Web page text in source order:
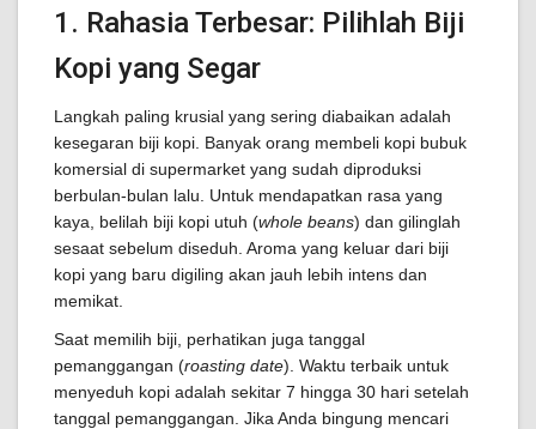
1. Rahasia Terbesar: Pilihlah Biji
Kopi yang Segar
Langkah paling krusial yang sering diabaikan adalah
kesegaran biji kopi. Banyak orang membeli kopi bubuk
komersial di supermarket yang sudah diproduksi
berbulan-bulan lalu. Untuk mendapatkan rasa yang
kaya, belilah biji kopi utuh (whole beans) dan gilinglah
sesaat sebelum diseduh. Aroma yang keluar dari biji
kopi yang baru digiling akan jauh lebih intens dan
memikat.
Saat memilih biji, perhatikan juga tanggal
pemanggangan (roasting date). Waktu terbaik untuk
menyeduh kopi adalah sekitar 7 hingga 30 hari setelah
tanggal pemanggangan. Jika Anda bingung mencari